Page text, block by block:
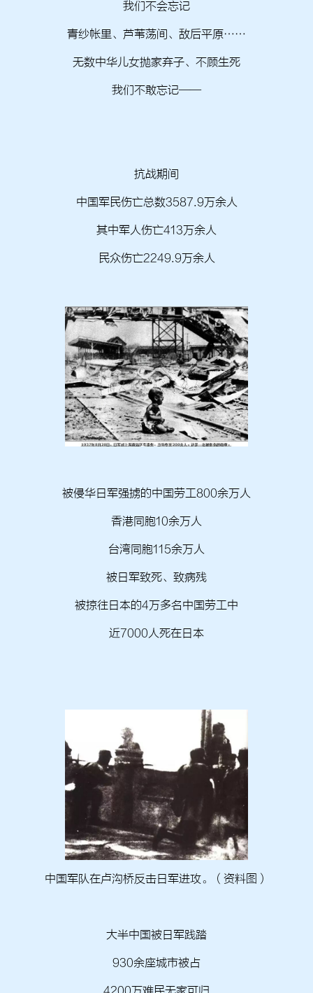
我们不会忘记
青纱帐里、芦苇荡间、敌后平原……
无数中华儿女抛家弃子、不顾生死
我们不敢忘记——
抗战期间
中国军民伤亡总数3587.9万余人
其中军人伤亡413万余人
民众伤亡2249.9万余人
被侵华日军强掳的中国劳工800余万人
香港同胞10余万人
台湾同胞115余万人
被日军致死、致病残
被掠往日本的4万多名中国劳工中
近7000人死在日本
中国军队在卢沟桥反击日军进攻。（资料图）
大半中国被日军践踏
930余座城市被占